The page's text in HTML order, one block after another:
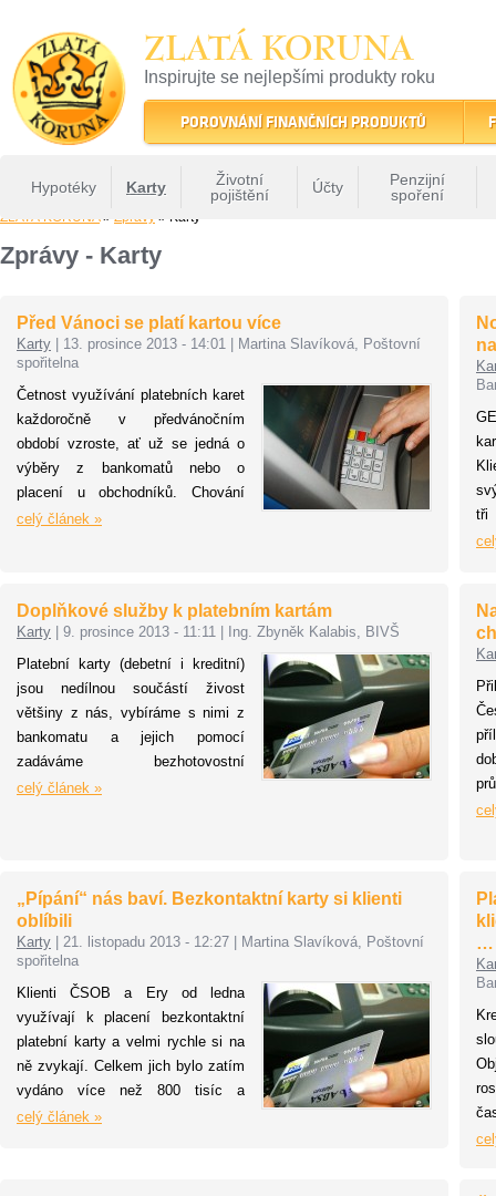
ZLATÁ KORUNA
Inspirujte se nejlepšími produkty roku
22 let tradice a kvality na finančním trhu
POROVNÁNÍ FINANČNÍCH PRODUKTŮ
Hypotéky Karty
Životní
pojištění
Účty
Penzijní
spoření
ZLATÁ KORUNA» Zprávy » Karty
Zprávy - Karty
Před Vánoci se platí kartou více
Karty 13. prosince 2013 - 14:01
Martina Slavíková, Poštovní
spořitelna
Četnost využívání platebních karet
každoročně v předvánočním
období vzroste, ať už se jedná o
výběry z bankomatů nebo o
placení u obchodníků. Chování
zákazníků se ubírá směrem k
jednoduchého způsobu plateb
bezkontaktními kartami. Před
Vánocemi klienti ČSOB a Ery, kteří
objednávají dárky přes internet,
jistě ocení možnost zaplatit
zdarma kartou na všech
pobočkách České pošty.
celý článek »
tři
v
Doplňkové služby k platebním kartám
Karty 9. prosince 2013 - 11:11
Ing. Zbyněk Kalabis, BIVŠ
Platební karty (debetní i kreditní)
jsou nedílnou součástí živost
většiny z nás, vybíráme s nimi z
bankomatu a jejich pomocí
zadáváme bezhotovostní
transakce. Mnoha jejich uživatelům
článek.
celý článek »
„Pípání“ nás baví. Bezkontaktní karty si klienti
oblíbili
Karty 21. listopadu 2013 - 12:27
Martina Slavíková, Poštovní
spořitelna
Klienti ČSOB a Ery od ledna
využívají k placení bezkontaktní
platební karty a velmi rychle si na
ně zvykají. Celkem jich bylo zatím
vydáno více než 800 tisíc a
průměrná bezkontaktní transakce
celý článek »
…